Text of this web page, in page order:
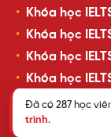
Đã có 287 học
trình.
Khóa học
Khóa học
Khóa học
Khóa học
Lịch khai
Review của